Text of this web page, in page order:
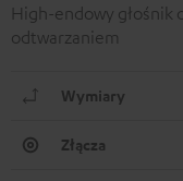
High-endowy głośnik
odtwarzaniem
Wymiary
Złącza